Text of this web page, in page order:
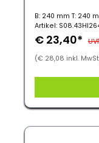
B: 240 mm T: 240
Artikel:
€ 23,40*
(€ 28,08 inkl.